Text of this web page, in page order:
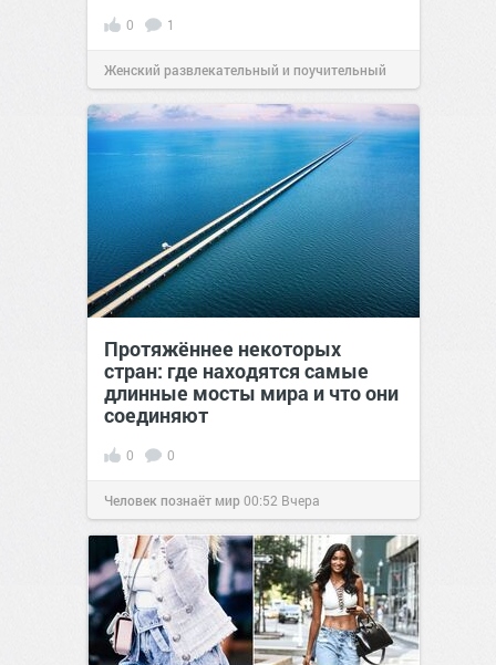
0 1
Женский развлекательный и поучительный
сайт. 23:4006 авг 2026
Протяжённее некоторых
стран: где находятся самые
длинные мосты мира и что они
соединяют
0 0
Человек познаёт мир00:52 Вчера